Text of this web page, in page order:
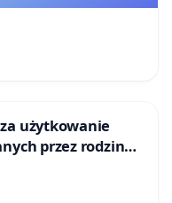
użytkowanie
przez rodzinne